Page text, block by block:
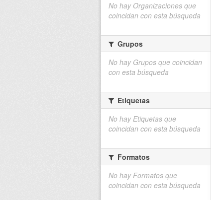
No hay Organizaciones que
coincidan con esta búsqueda
Grupos
No hay Grupos que coincidan
con esta búsqueda
Etiquetas
No hay Etiquetas que
coincidan con esta búsqueda
Formatos
No hay Formatos que
coincidan con esta búsqueda